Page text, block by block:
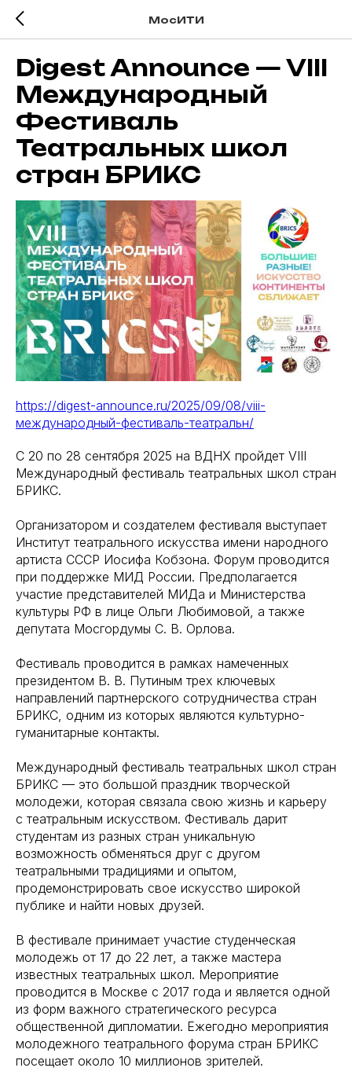
МосИТИ
Digest Announce — VIII
Международный
Фестиваль
Театральных школ
стран БРИКС
https://digest-announce.ru/2025/09/08/viii-
международный-фестиваль-театральн/
С 20 по 28 сентября 2025 на ВДНХ пройдет VIII
Международный фестиваль театральных школ стран
БРИКС.
Организатором и создателем фестиваля выступает
Институт театрального искусства имени народного
артиста СССР Иосифа Кобзона. Форум проводится
при поддержке МИД России. Предполагается
участие представителей МИДа и Министерства
культуры РФ в лице Ольги Любимовой, а также
депутата Мосгордумы С. В. Орлова.
Фестиваль проводится в рамках намеченных
президентом В. В. Путиным трех ключевых
направлений партнерского сотрудничества стран
БРИКС, одним из которых являются культурно-
гуманитарные контакты.
Международный фестиваль театральных школ стран
БРИКС — это большой праздник творческой
молодежи, которая связала свою жизнь и карьеру
с театральным искусством. Фестиваль дарит
студентам из разных стран уникальную
возможность обменяться друг с другом
театральными традициями и опытом,
продемонстрировать свое искусство широкой
публике и найти новых друзей.
В фестивале принимает участие студенческая
молодежь от 17 до 22 лет, а также мастера
известных театральных школ. Мероприятие
проводится в Москве с 2017 года и является одной
из форм важного стратегического ресурса
общественной дипломатии. Ежегодно мероприятия
молодежного театрального форума стран БРИКС
посещает около 10 миллионов зрителей.